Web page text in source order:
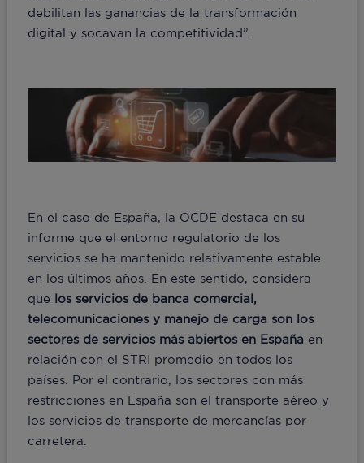
debilitan las ganancias de la transformación
digital y socavan la competitividad”.
En el caso de España, la OCDE destaca en su
informe que el entorno regulatorio de los
servicios se ha mantenido relativamente estable
en los últimos años. En este sentido, considera
que los servicios de banca comercial,
telecomunicaciones y manejo de carga son los
sectores de servicios más abiertos en España en
relación con el STRI promedio en todos los
países. Por el contrario, los sectores con más
restricciones en España son el transporte aéreo y
los servicios de transporte de mercancías por
carretera.